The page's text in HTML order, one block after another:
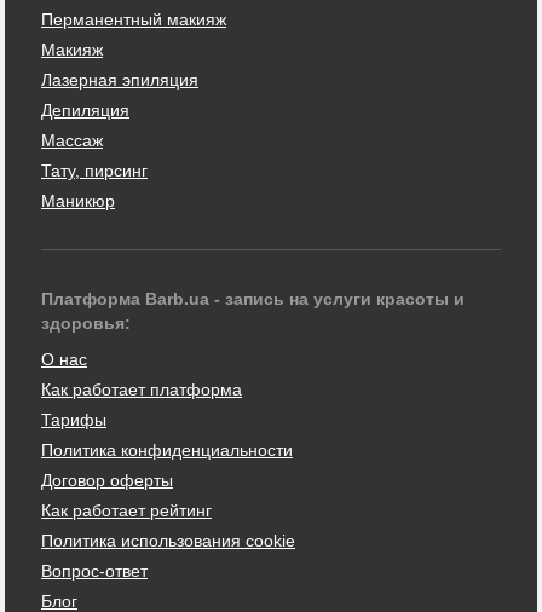
Перманентный макияж
Макияж
Лазерная эпиляция
Депиляция
Массаж
Тату, пирсинг
Маникюр
Платформа Barb.ua - запись на услуги красоты и
здоровья:
О нас
Как работает платформа
Тарифы
Политика конфиденциальности
Договор оферты
Как работает рейтинг
Политика использования cookie
Вопрос-ответ
Блог